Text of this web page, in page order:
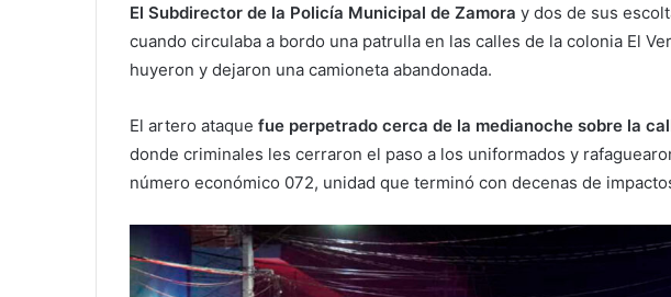
El Subdirector de la Policía Municipal de Zamora y dos de sus
cuando circulaba a bordo una patrulla en las calles de la colonia El
huyeron y dejaron una camioneta abandonada.
El artero ataque fue perpetrado cerca de la medianoche sobre la
donde criminales les cerraron el paso a los uniformados y
número económico 072, unidad que terminó con decenas de